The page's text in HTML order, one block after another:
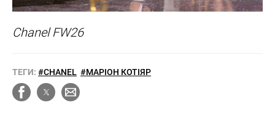
Chanel FW26
ТЕГИ: #CHANEL #МАРІОН КОТІЯР